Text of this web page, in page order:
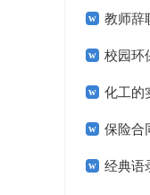
教师辞
校园环
化工的
保险合
经典语